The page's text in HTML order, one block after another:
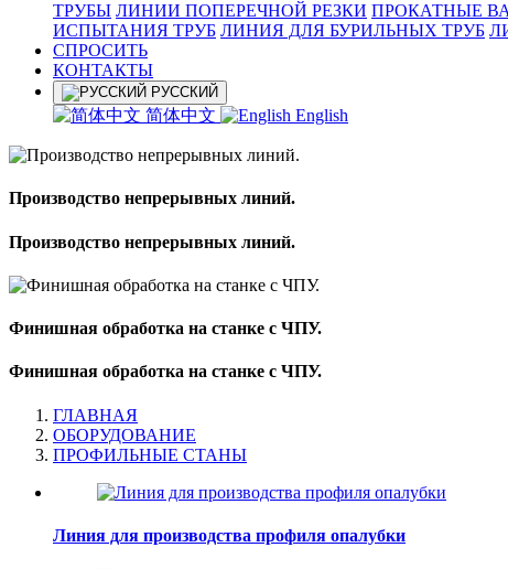
ТРУБЫ ЛИНИИ ПОПЕРЕЧНОЙ РЕЗКИ ПРОКАТНЫЕ
ИСПЫТАНИЯ ТРУБ ЛИНИЯ ДЛЯ БУРИЛЬНЫХ ТРУБ
СПРОСИТЬ
КОНТАКТЫ
РУССКИЙ
简体中文 English
Производство непрерывных линий.
Производство непрерывных линий.
Финишная обработка на станке с ЧПУ.
Финишная обработка на станке с ЧПУ.
ГЛАВНАЯ
ОБОРУДОВАНИЕ
ПРОФИЛЬНЫЕ СТАНЫ
Линия для производства профиля опалубки